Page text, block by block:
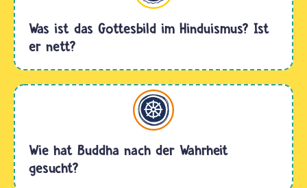
Was ist das Gottesbild im Hinduismus? Ist
er nett?
Wie hat Buddha nach der Wahrheit
gesucht?